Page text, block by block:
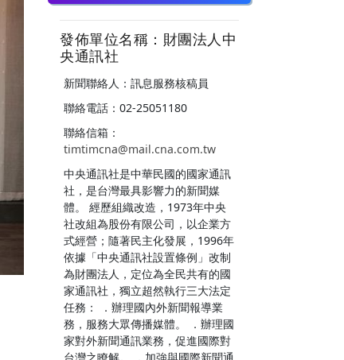
發佈單位名稱：財團法人中
央通訊社
新聞聯絡人：訊息服務核稿員
聯絡電話：02-25051180
聯絡信箱：
timtimcna@mail.cna.com.tw
中央通訊社是中華民國的國家通訊
社，是台灣最具影響力的新聞媒
體。 經歷組織改造，1973年中央
社改組為股份有限公司，以企業方
式經營；隨著民主化發展，1996年
依據「中央通訊社設置條例」改制
為財團法人，定位為全民共有的國
家通訊社，獨立超然執行三大法定
任務： ．辦理國內外新聞報導業
務，服務大眾傳播媒體。 ．辦理國
家對外新聞通訊業務，促進國際對